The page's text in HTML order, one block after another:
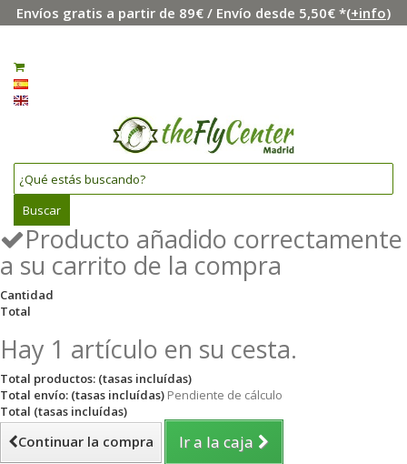
Envíos gratis a partir de 89€ / Envío desde 5,50€ *(+info)
Buscar
Producto añadido correctamente
a su carrito de la compra
Cantidad
Total
Hay 1 artículo en su cesta.
Total productos: (tasas incluídas)
Total envío: (tasas incluídas) Pendiente de cálculo
Total (tasas incluídas)
Continuar la compra Ir a la caja